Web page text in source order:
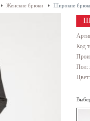
Женские брюки Широкие
Код
Пол: